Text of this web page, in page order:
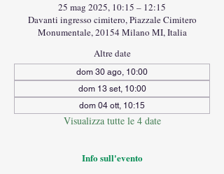
25 mag 2025, 10:15 – 12:15
Davanti ingresso cimitero, Piazzale Cimitero
Monumentale, 20154 Milano MI, Italia
Altre date
dom 30 ago, 10:00
dom 13 set, 10:00
dom 04 ott, 10:15
Visualizza tutte le 4 date
Info sull'evento